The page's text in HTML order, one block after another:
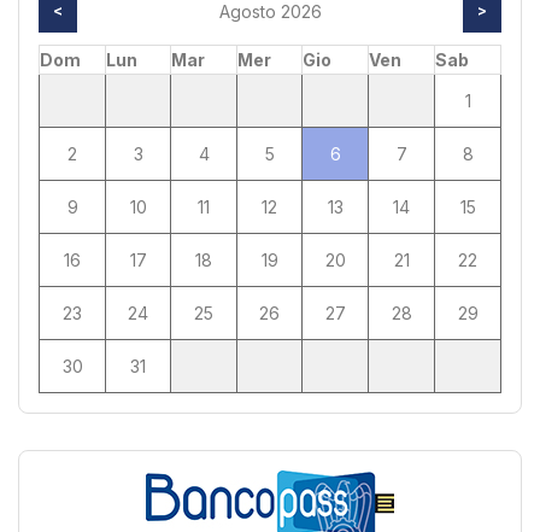
< Agosto 2026 >
Dom Lun Mar Mer Gio Ven
Sab
1
2 3 4 5 6 7 8
9 10 11 12 13 14 15
16 17 18 19 20 21 22
23 24 25 26 27 28 29
30 31